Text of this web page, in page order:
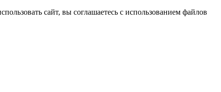
сайт, вы соглашаетесь с использованием файлов